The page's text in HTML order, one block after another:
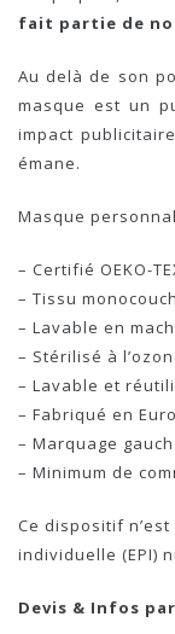
fait partie de
Au delà de son
masque est un
impact
émane.
Masque
– Certifié OEKO-
– Tissu
– Lavable en
– Stérilisé à
– Lavable et
– Fabriqué en
– Marquage
– Minimum de
Ce dispositif
individuelle (EPI)
Devis & Infos